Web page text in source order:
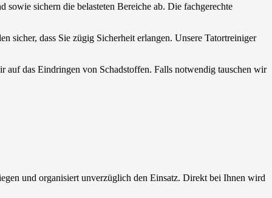
sichern die belasteten Bereiche ab. Die fachgerechte
sicher, dass Sie zügig Sicherheit erlangen. Unsere Tatortreiniger
auf das Eindringen von Schadstoffen. Falls notwendig tauschen wir
und organisiert unverzüglich den Einsatz. Direkt bei Ihnen wird